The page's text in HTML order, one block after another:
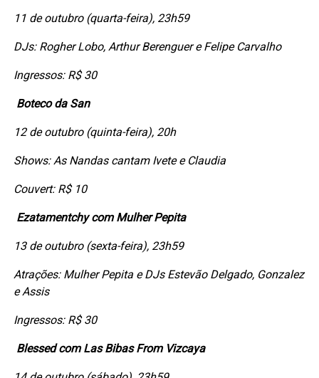
11 de outubro (quarta-feira), 23h59
DJs: Rogher Lobo, Arthur Berenguer e Felipe Carvalho
Ingressos: R$ 30
Boteco da San
12 de outubro (quinta-feira), 20h
Shows: As Nandas cantam Ivete e Claudia
Couvert: R$ 10
Ezatamentchy com Mulher Pepita
13 de outubro (sexta-feira), 23h59
Atrações: Mulher Pepita e DJs Estevão Delgado, Gonzalez
e Assis
Ingressos: R$ 30
Blessed com Las Bibas From Vizcaya